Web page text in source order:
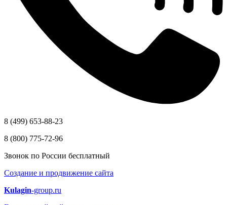
8 (499) 653-88-23
8 (800) 775-72-96
Звонок по России бесплатный
Создание и продвижение сайта
Kulagin-group.ru